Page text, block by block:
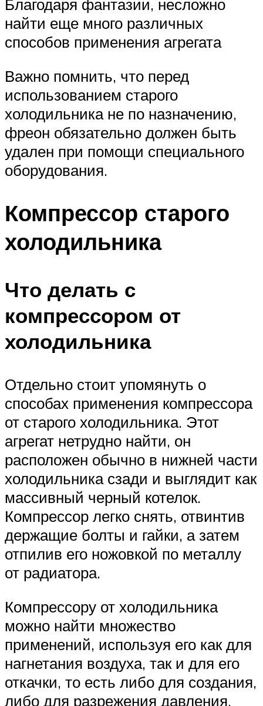
Благодаря фантазии, несложно
найти еще много различных
способов применения агрегата
Важно помнить, что перед
использованием старого
холодильника не по назначению,
фреон обязательно должен быть
удален при помощи специального
оборудования.
Компрессор старого
холодильника
Что делать с
компрессором от
холодильника
Отдельно стоит упомянуть о
способах применения компрессора
от старого холодильника. Этот
агрегат нетрудно найти, он
расположен обычно в нижней части
холодильника сзади и выглядит как
массивный черный котелок.
Компрессор легко снять, отвинтив
держащие болты и гайки, а затем
отпилив его ножовкой по металлу
от радиатора.
Компрессору от холодильника
можно найти множество
применений, используя его как для
нагнетания воздуха, так и для его
откачки, то есть либо для создания,
либо для разрежения давления.